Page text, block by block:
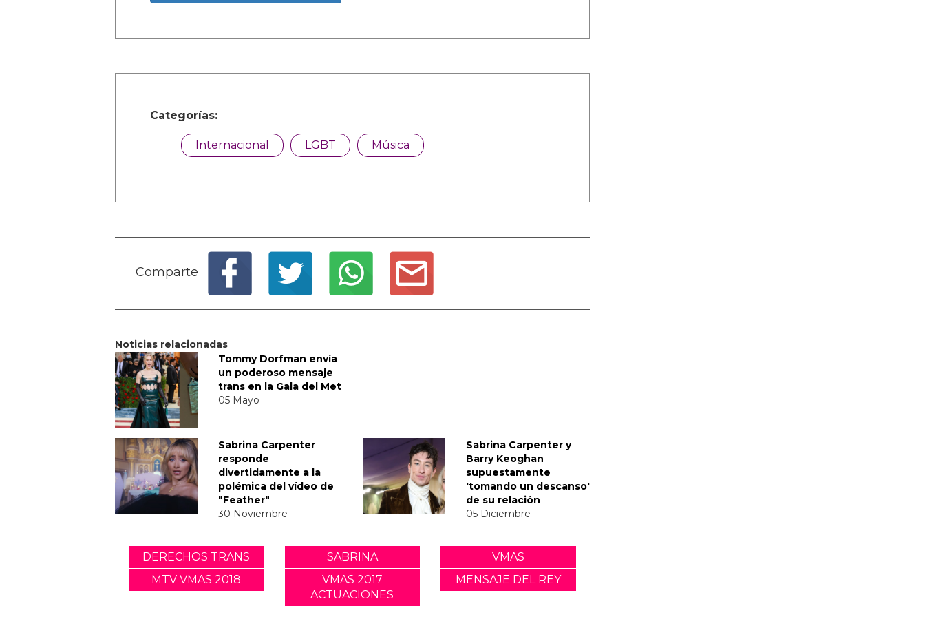
Categorías:
Internacional LGBT Música
Comparte
Noticias relacionadas
Tommy Dorfman envía
un poderoso mensaje
trans en la Gala del Met
05 Mayo
Sabrina Carpenter
responde
divertidamente a la
polémica del vídeo de
"Feather"
30 Noviembre
Sabrina Carpenter y
Barry Keoghan
supuestamente
'tomando un descanso'
de su relación
05 Diciembre
DERECHOS TRANS SABRINA
VMAS
MTV VMAS 2018
VMAS 2017
ACTUACIONES
MENSAJE DEL REY